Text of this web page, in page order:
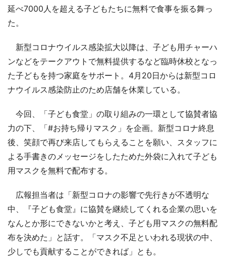
延べ7000人を超える子どもたちに無料で食事を振る舞っ
た。
新型コロナウイルス感染拡大以降は、子ども用チャーハ
ンなどをテークアウトで無料提供するなど臨時休校となっ
た子どもを持つ家庭をサポート。4月20日からは新型コロ
ナウイルス感染防止のため店舗を休業している。
今回、「子ども食堂」の取り組みの一環として協賛者協
力の下、「#お持ち帰りマスク」を企画。新型コロナ終息
後、笑顔で再び来店してもらえることを願い、スタッフに
よる手書きのメッセージをしたためた外袋に入れて子ども
用マスクを無料で配布する。
広報担当者は「新型コロナの影響で先行きが不透明な
中、『子ども食堂』に協賛を継続してくれる企業の思いを
なんとか形にできないかと考え、子ども用マスクの無料配
布を決めた」と話す。「マスク不足といわれる現状の中、
少しでも貢献することができれば」とも。